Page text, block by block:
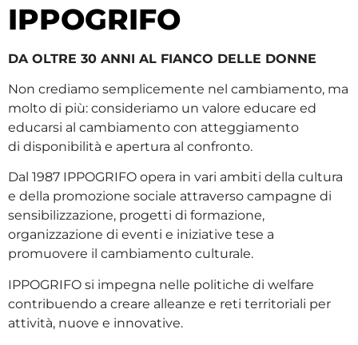
IPPOGRIFO
DA OLTRE 30 ANNI AL FIANCO DELLE DONNE
Non crediamo semplicemente nel cambiamento, ma
molto di più: consideriamo un valore educare ed
educarsi al cambiamento con atteggiamento
di disponibilità e apertura al confronto.
Dal 1987 IPPOGRIFO opera in vari ambiti della cultura
e della promozione sociale attraverso campagne di
sensibilizzazione, progetti di formazione,
organizzazione di eventi e iniziative tese a
promuovere il cambiamento culturale.
IPPOGRIFO si impegna nelle politiche di welfare
contribuendo a creare alleanze e reti territoriali per
attività, nuove e innovative.